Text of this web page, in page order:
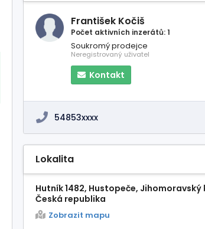
František Kočiš
Počet aktivních inzerátů: 1
Soukromý prodejce
Neregistrovaný uživatel
Kontakt
54853xxxx
Lokalita
Hutník 1482, Hustopeče, Jihomoravský
Česká republika
Zobrazit mapu